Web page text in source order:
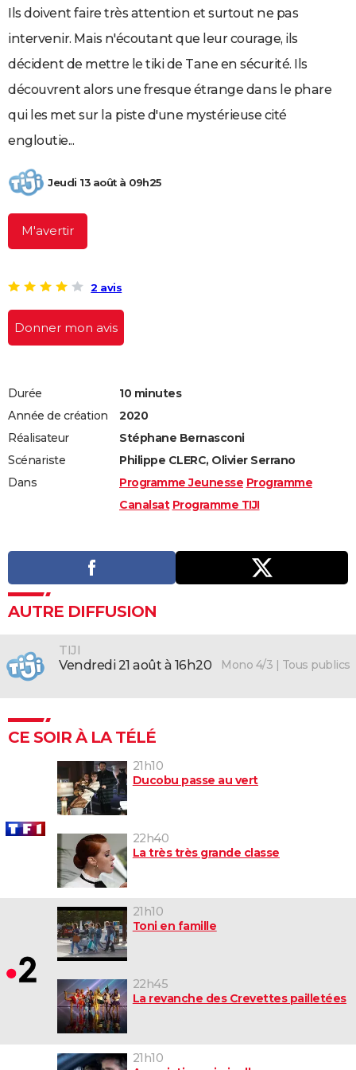
Destinations
City break
Voyage nature
Voyage de noces
Forum
Climat
+
PHOTO
BONS PLANS
CARTE DE VOEUX
Carte de Noël
Carte Bonne année
Carte Saint-Valentin
Carte Pâques
Carte d'anniversaire
DICTIONNAIRE
Dictionnaire
Biographies
Citations
Expressions
Proverbes
PROGRAMME TV
COPAINS D'AVANT
Ils doivent faire très attention et surtout ne pas
intervenir. Mais n'écoutant que leur courage, ils
décident de mettre le tiki de Tane en sécurité. Ils
découvrent alors une fresque étrange dans le phare
qui les met sur la piste d'une mystérieuse cité
engloutie...
Jeudi 13 août à 09h25
M'avertir
2 avis
Donner mon avis
Durée
10 minutes
Année de création
2020
Réalisateur
Stéphane Bernasconi
Scénariste
Philippe CLERC, Olivier Serrano
Dans
Programme Jeunesse Programme
Canalsat Programme TIJI
AUTRE DIFFUSION
TIJI
vendredi 21 août à 16h20 Mono 4/3 | Tous publics
CE SOIR À LA TÉLÉ
21h10
Ducobu passe au vert
22h40
La très très grande classe
21h10
Toni en famille
22h45
La revanche des Crevettes pailletées
21h10